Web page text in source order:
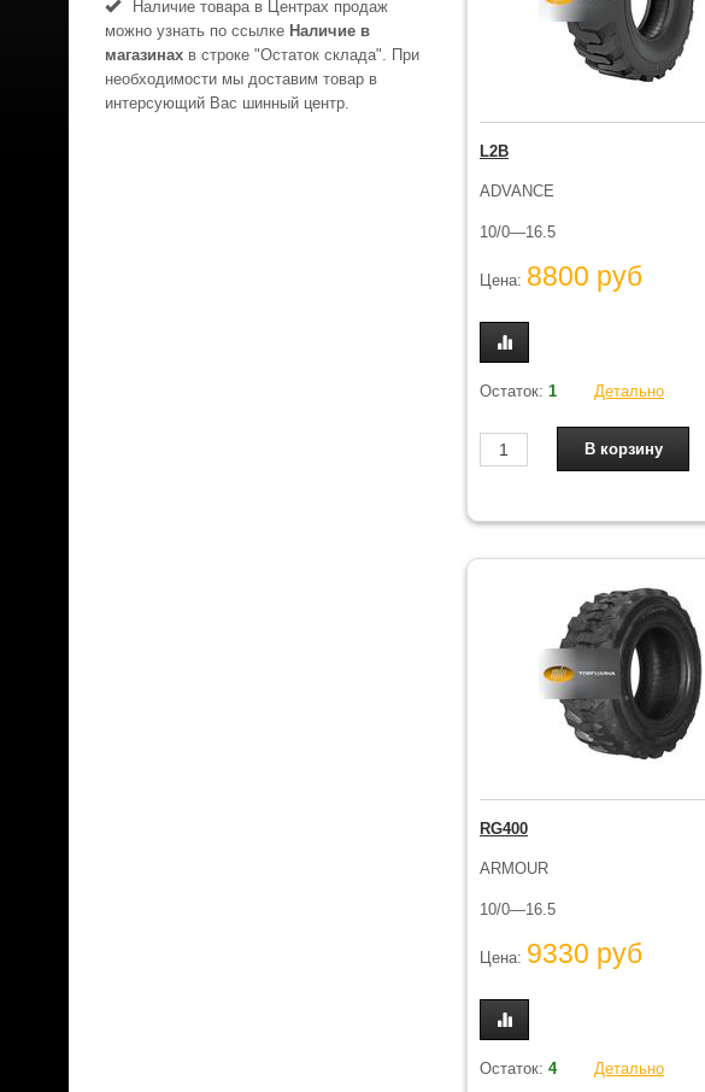
Наличие товара в Центрах продаж
можно узнать по ссылке Наличие в
магазинах в строке "Остаток склада". При
необходимости мы доставим товар в
интерсующий Вас шинный центр.
L2B
ADVANCE
10/0—16.5
Цена: 8800 руб
Остаток: 1 Детально
RG400
ARMOUR
10/0—16.5
Цена: 9330 руб
Остаток: 4 Детально